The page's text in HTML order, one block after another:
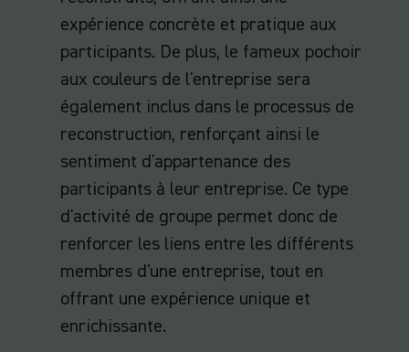
expérience concrète et pratique aux
participants. De plus, le fameux pochoir
aux couleurs de l'entreprise sera
également inclus dans le processus de
reconstruction, renforçant ainsi le
sentiment d'appartenance des
participants à leur entreprise. Ce type
d'activité de groupe permet donc de
renforcer les liens entre les différents
membres d'une entreprise, tout en
offrant une expérience unique et
enrichissante.